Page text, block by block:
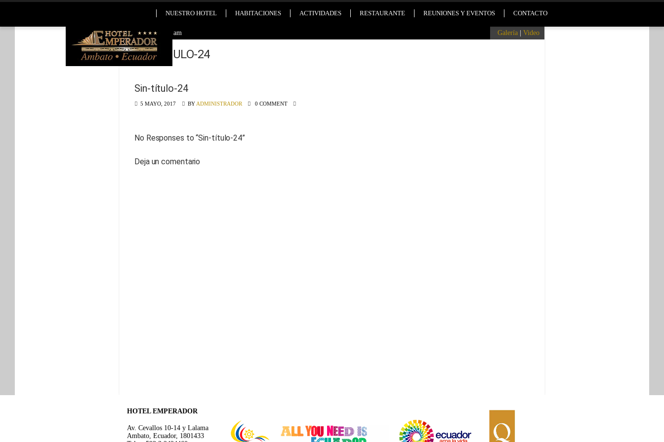
NUESTRO HOTEL HABITACIONES ACTIVIDADES RESTAURANTE REUNIONES Y EVENTOS CONTACTO
2026-08-05 6:35 am Galería Video
SIN-TÍTULO-24
Sin-título-24
5 MAYO, 2017 BY ADMINISTRADOR 0 COMMENT
No Responses to “Sin-título-24”
Deja un comentario
HOTEL EMPERADOR
Av. Cevallos 10-14 y Lalama
Ambato, Ecuador, 1801433